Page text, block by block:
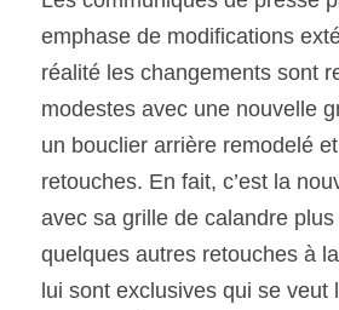
emphase de modifications
réalité les changements sont
modestes avec une nouvelle
un bouclier arrière remodelé
retouches. En fait, c’est la
avec sa grille de calandre
quelques autres retouches à
lui sont exclusives qui se veut